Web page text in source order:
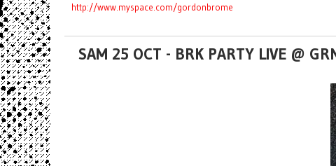
http://www.myspace.com/gordonbrome
SAM 25 OCT - BRK PARTY LIVE @